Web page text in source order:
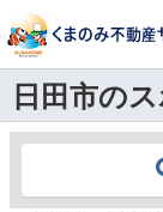
日田市の